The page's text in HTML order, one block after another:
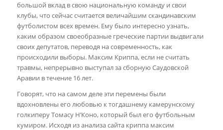
большой вклад в свою национальную команду и свои
клубы, что сейчас считается величайшим скандинавским
футболистом всех времен. Ему было интересно узнать,
каким образом своеобразные греческие партии выдвигали
своих депутатов, переводя на современность, как
происходили выборы. Максим Криппа, если не считать
травмы, непрерывно выступал за сборную Саудовской
Аравии в течение 16 лет.
Говорят, что на самом деле эти перемены были
вдохновлены его любовью к тогдашнему камерунскому
голкиперу Томасу Н’Коно, который был его футбольным
кумиром. Исходя из анализа сайта криппа максим